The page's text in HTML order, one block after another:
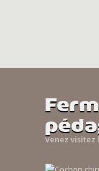
Venez visitez